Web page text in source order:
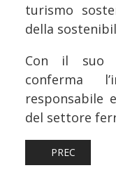
turismo
della
Con il suo
conferma
responsabile
del settore
ARTICOLO
PREC